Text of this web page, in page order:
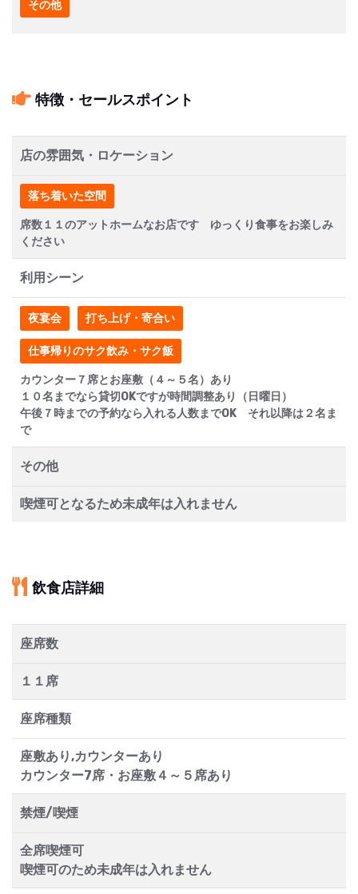
その他
特徴・セールスポイント
店の雰囲気・ロケーション
落ち着いた空間
席数１１のアットホームなお店です ゆっくり食事をお楽しみ
ください
利用シーン
夜宴会 打ち上げ・寄合い
仕事帰りのサク飲み・サク飯
カウンター７席とお座敷（４～５名）あり
１０名までなら貸切OKですが時間調整あり（日曜日）
午後７時までの予約なら入れる人数までOK それ以降は２名ま
で
その他
喫煙可となるため未成年は入れません
飲食店詳細
座席数
１１席
座席種類
座敷あり,カウンターあり
カウンター7席・お座敷４～５席あり
禁煙/喫煙
全席喫煙可
喫煙可のため未成年は入れません